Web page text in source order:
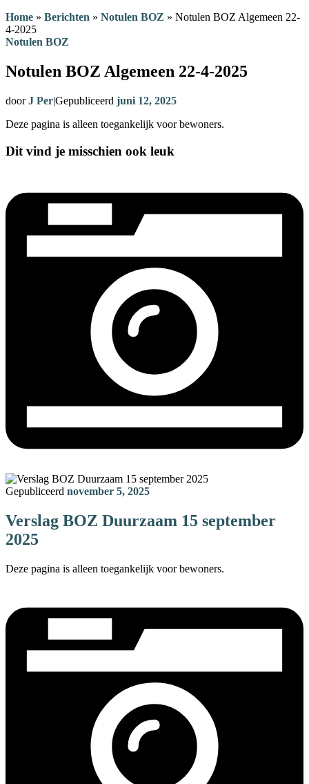
Home » Berichten » Notulen BOZ » Notulen BOZ Algemeen 22-
4-2025
Notulen BOZ
Notulen BOZ Algemeen 22-4-2025
doorJ Per|Gepubliceerd juni 12, 2025
Deze pagina is alleen toegankelijk voor bewoners.
Dit vind je misschien ook leuk
Gepubliceerd november 5, 2025
Verslag BOZ Duurzaam 15 september
2025
Deze pagina is alleen toegankelijk voor bewoners.